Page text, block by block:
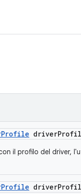
Profile driver
il profilo del driver,
Profile driver